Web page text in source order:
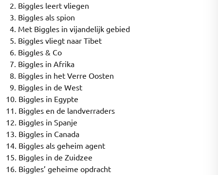
2. Biggles leert vliegen
3. Biggles als spion
4. Met Biggles in vijandelijk gebied
5. Biggles vliegt naar Tibet
6. Biggles & Co
7. Biggles in Afrika
8. Biggles in het Verre Oosten
9. Biggles in de West
10. Biggles in Egypte
11. Biggles en de landverraders
12. Biggles in Spanje
13. Biggles in Canada
14. Biggles als geheim agent
15. Biggles in de Zuidzee
16. Biggles’ geheime opdracht